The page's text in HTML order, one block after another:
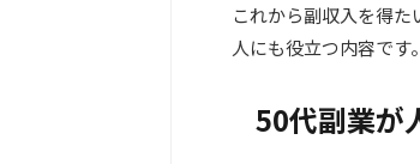
これから副収入を得
人にも役立つ内容です。
50代副業が